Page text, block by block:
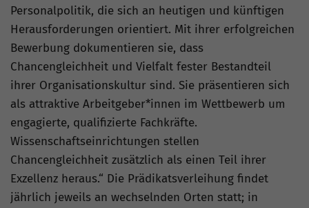
Personalpolitik, die sich an heutigen und künftigen
Herausforderungen orientiert. Mit ihrer erfolgreichen
Bewerbung dokumentieren sie, dass
Chancengleichheit und Vielfalt fester Bestandteil
ihrer Organisationskultur sind. Sie präsentieren sich
als attraktive Arbeitgeber*innen im Wettbewerb um
engagierte, qualifizierte Fachkräfte.
Wissenschaftseinrichtungen stellen
Chancengleichheit zusätzlich als einen Teil ihrer
Exzellenz heraus.“ Die Prädikatsverleihung findet
jährlich jeweils an wechselnden Orten statt; in